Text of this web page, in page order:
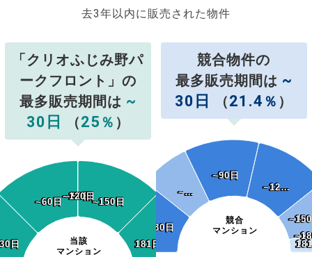
去3年以内に販売された物件
「クリオふじみ野パ
ークフロント」の
最多販売期間は ~
30日
（25 ％ ）
当該
マンション
日
日
~60日
~60日
~90日
~90日
~120日
~120日
~150日
~150日
181日~
181日~
競合物件の
最多販売期間は ~
30日
（21.4 ％ ）
競合
マンション
~30日
~30日
~…
~…
~90日
~90日
~12…
~12…